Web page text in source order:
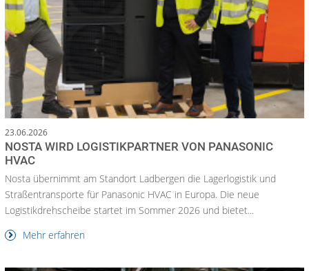
23.06.2026
NOSTA WIRD LOGISTIKPARTNER VON PANASONIC
HVAC
Nosta übernimmt am Standort Ladbergen die Lagerlogistik und
Straßentransporte für Panasonic HVAC in Europa. Die neue
Logistikdrehscheibe startet im Sommer 2026 und bietet...
Mehr erfahren